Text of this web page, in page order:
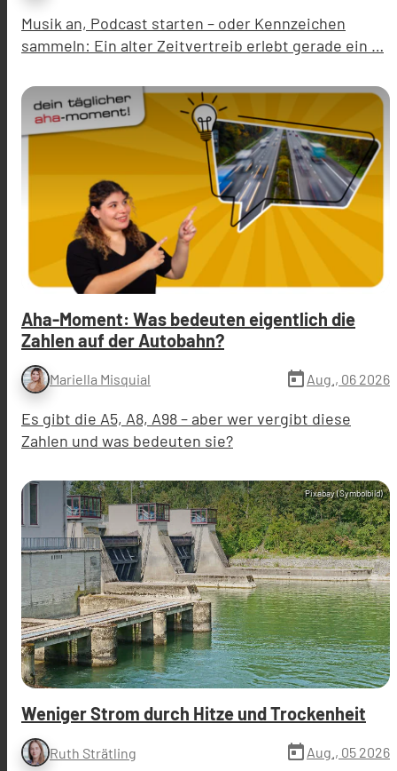
Musik an, Podcast starten – oder Kennzeichen
sammeln: Ein alter Zeitvertreib erlebt gerade ein …
Aha-Moment: Was bedeuten eigentlich die
Zahlen auf der Autobahn?
Mariella Misquial today Aug., 06 2026
Es gibt die A5, A8, A98 – aber wer vergibt diese
Zahlen und was bedeuten sie?
Pixabay (Symbolbild)
Weniger Strom durch Hitze und Trockenheit
Ruth Strätling today Aug., 05 2026